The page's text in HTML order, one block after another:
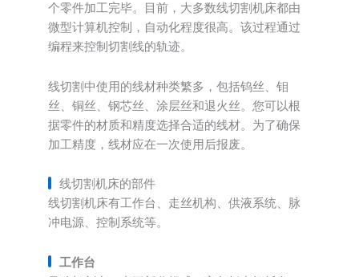
个零件加工完毕。目前，大多数线切割机床都由
微型计算机控制，自动化程度很高。该过程通过
编程来控制切割线的轨迹。
线切割中使用的线材种类繁多，包括钨丝、钼
丝、铜丝、钢芯丝、涂层丝和退火丝。您可以根
据零件的材质和精度选择合适的线材。为了确保
加工精度，线材应在一次使用后报废。
线切割机床的部件
线切割机床有工作台、走丝机构、供液系统、脉
冲电源、控制系统等。
工作台